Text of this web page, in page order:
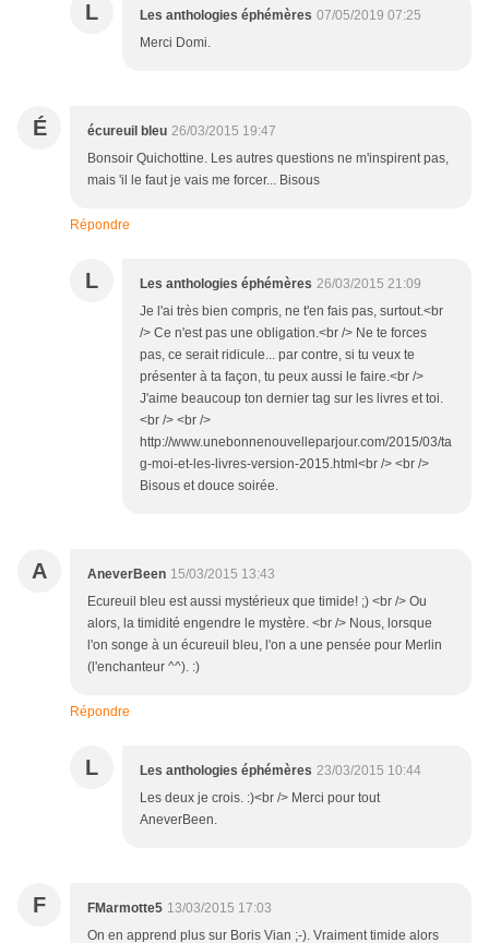
L Les anthologies éphémères 07/05/2019 07:25
Merci Domi.
É écureuil bleu 26/03/2015 19:47
Bonsoir Quichottine. Les autres questions ne m'inspirent pas,
mais 'il le faut je vais me forcer... Bisous
Répondre
L Les anthologies éphémères 26/03/2015 21:09
Je l'ai très bien compris, ne t'en fais pas, surtout.<br
/> Ce n'est pas une obligation.<br /> Ne te forces
pas, ce serait ridicule... par contre, si tu veux te
présenter à ta façon, tu peux aussi le faire.<br />
J'aime beaucoup ton dernier tag sur les livres et toi.
<br /> <br />
http://www.unebonnenouvelleparjour.com/2015/03/ta
g-moi-et-les-livres-version-2015.html<br /> <br />
Bisous et douce soirée.
A AneverBeen 15/03/2015 13:43
Ecureuil bleu est aussi mystérieux que timide! ;) <br /> Ou
alors, la timidité engendre le mystère. <br /> Nous, lorsque
l'on songe à un écureuil bleu, l'on a une pensée pour Merlin
(l'enchanteur ^^). :)
Répondre
L Les anthologies éphémères 23/03/2015 10:44
Les deux je crois. :)<br /> Merci pour tout
AneverBeen.
F FMarmotte5 13/03/2015 17:03
On en apprend plus sur Boris Vian ;-). Vraiment timide alors